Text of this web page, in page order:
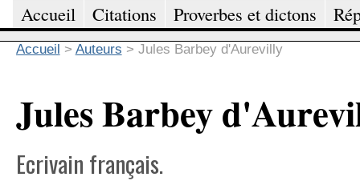
Accueil Citations Proverbes et dictons
Accueil > Auteurs > Jules Barbey d'Aurevilly
Jules Barbey
Ecrivain français.